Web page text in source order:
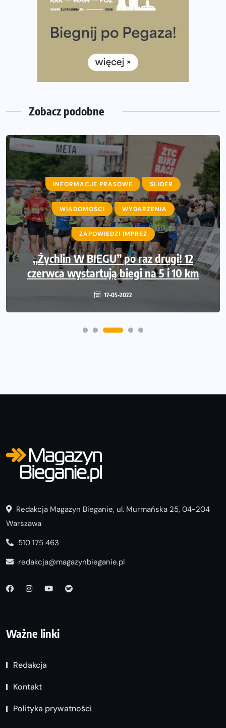
35. Bieg Powstania Warszawskiego – praktyczny
Ile razy w tygodniu biegać? 3 treningi wystarczą? Jak
często biegać, żeby robić postępy
Już w ten weekend! Przed nami Nocny Portowy Maraton
i Półmaraton Szczeciński. Wszystko, co warto wiedzieć
Zobacz podobne
INFORMACJE PRASOWE SLIDER
WIADOMOŚCI WYDARZENIA
ZAPOWIEDZI IMPREZ
„Żychlin W BIEGU” po raz drugi! 12
czerwca wystartują biegi na 5 i 10 km
17-05-2022
Redakcja Magazyn Bieganie, ul. Murmańska 25, 04-204
Warszawa
510 175 463
redakcja@magazynbieganie.pl
Ważne linki
Redakcja
Kontakt
Polityka prywatności